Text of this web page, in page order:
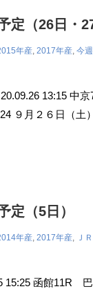
定（26日・27
年産, 2017年産, 今
13:15 中
９月２６日（土
定（5日）
年産, 2017年産, Ｊ
15:25 函館11R